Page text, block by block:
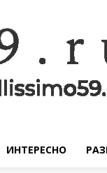
ИНТЕРЕСНО